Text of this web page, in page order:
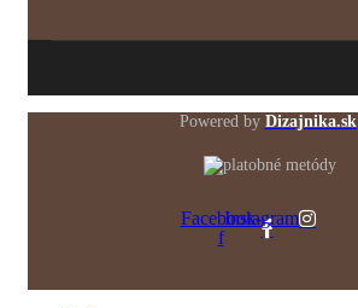
Powered by Dizajnika.sk
Facebook-
f
Instagram